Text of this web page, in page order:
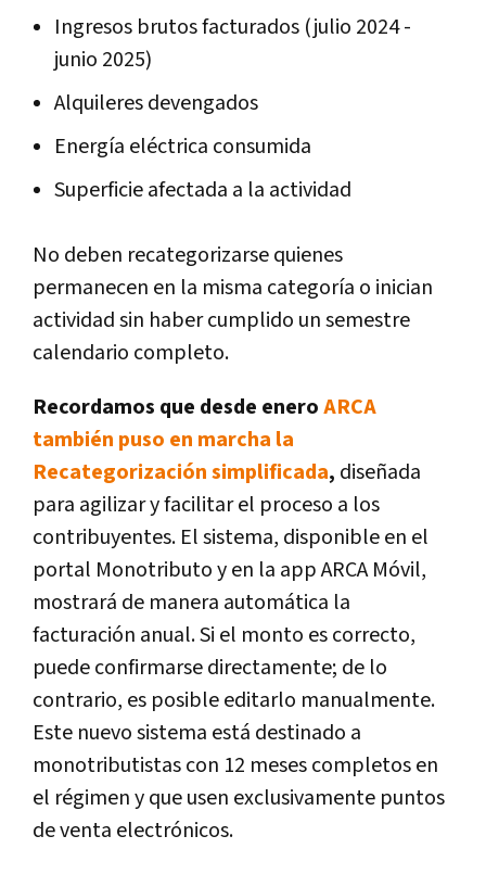
Ingresos brutos facturados (julio 2024 -
junio 2025)
Alquileres devengados
Energía eléctrica consumida
Superficie afectada a la actividad
No deben recategorizarse quienes
permanecen en la misma categoría o inician
actividad sin haber cumplido un semestre
calendario completo.
Recordamos que desde eneroARCA
también puso en marcha la
Recategorización simplificada, diseñada
para agilizar y facilitar el proceso a los
contribuyentes. El sistema, disponible en el
portal Monotributo y en la app ARCA Móvil,
mostrará de manera automática la
facturación anual. Si el monto es correcto,
puede confirmarse directamente; de lo
contrario, es posible editarlo manualmente.
Este nuevo sistema está destinado a
monotributistas con 12 meses completos en
el régimen y que usen exclusivamente puntos
de venta electrónicos.